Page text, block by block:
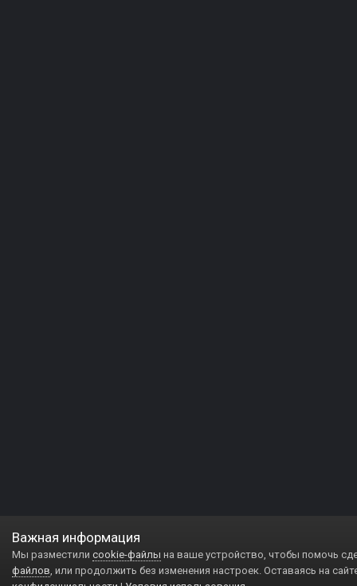
Важная информация
Мы разместили cookie-файлы на ваше устройство, чтобы помочь
файлов, или продолжить без изменения настроек. Оставаясь на